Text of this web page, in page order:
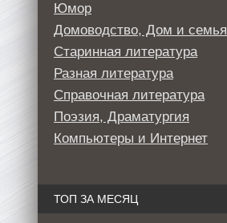
Юмор
Домоводство, Дом и семья
Старинная литература
Разная литература
Справочная литература
Поэзия, Драматургия
Компьютеры и Интернет
ТОП ЗА МЕСЯЦ